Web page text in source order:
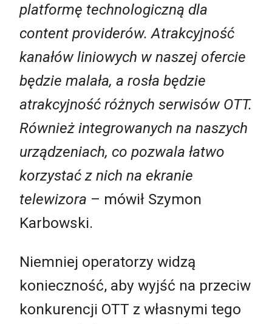
platformę technologiczną dla
content providerów. Atrakcyjność
kanałów liniowych w naszej ofercie
będzie malała, a rosła będzie
atrakcyjność różnych serwisów OTT.
Również integrowanych na naszych
urządzeniach, co pozwala łatwo
korzystać z nich na ekranie
telewizora – mówił Szymon
Karbowski.
Niemniej operatorzy widzą
konieczność, aby wyjść na przeciw
konkurencji OTT z własnymi tego